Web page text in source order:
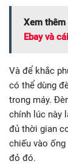
Xem thêm
Ebay và
Và để khắc
có thể dùng
trong máy.
chính lúc này
đủ thời gian
chiếu vào
đỏ đó.